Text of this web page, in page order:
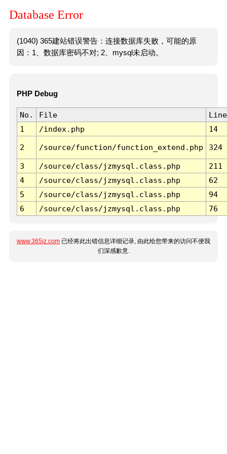
Database Error
(1040) 365建站错误警告：连接数据库失败，可能的原
因：1、数据库密码不对; 2、mysql未启动。
PHP Debug
No. File
Line
1
/index.php 14
2 /source/function/function_extend.php 324
3 /source/class/jzmysql.class.php
211
4
/source/class/jzmysql.class.php
62
5
/source/class/jzmysql.class.php
94
6
/source/class/jzmysql.class.php 76
www.365jz.com 已经将此出错信息详细记录, 由此给您带来的访问不便我
们深感歉意.